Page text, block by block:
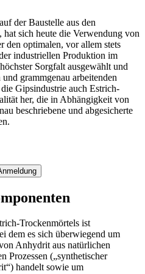
der Baustelle aus den
sich heute die Verwendung von
den optimalen, vor allem stets
industriellen Produktion im
Sorgfalt ausgewählt und
grammgenau arbeitenden
Gipsindustrie auch Estrich-
her, die in Abhängigkeit von
beschriebene und abgesicherte
Trockenmörtels ist
dem es sich überwiegend um
Anhydrit aus natürlichen
Prozessen („synthetischer
handelt sowie um